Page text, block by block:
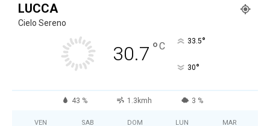
LUCCA
Cielo Sereno
30.7 °C 33.5°
30°
43 % 1.3kmh 3 %
VEN SAB DOM LUN MAR